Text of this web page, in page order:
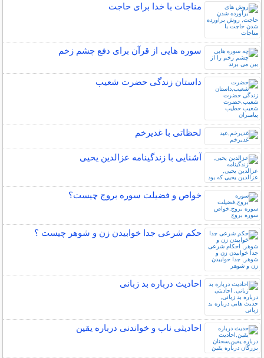
مناجات با خدا برای حاجت
سوره هایی از قرآن برای دفع چشم زخم
داستان زندگی حضرت شعیب
لحظاتی با غدیرخم
آشنایی با زندگینامه عزالدین یحیی
خواص و فضیلت سوره بروج چیست؟
حکم شرعی جدا خوابیدن زن و شوهر چیست ؟
احادیث درباره بد زبانی
احادیثی ناب و خواندنی درباره یقین